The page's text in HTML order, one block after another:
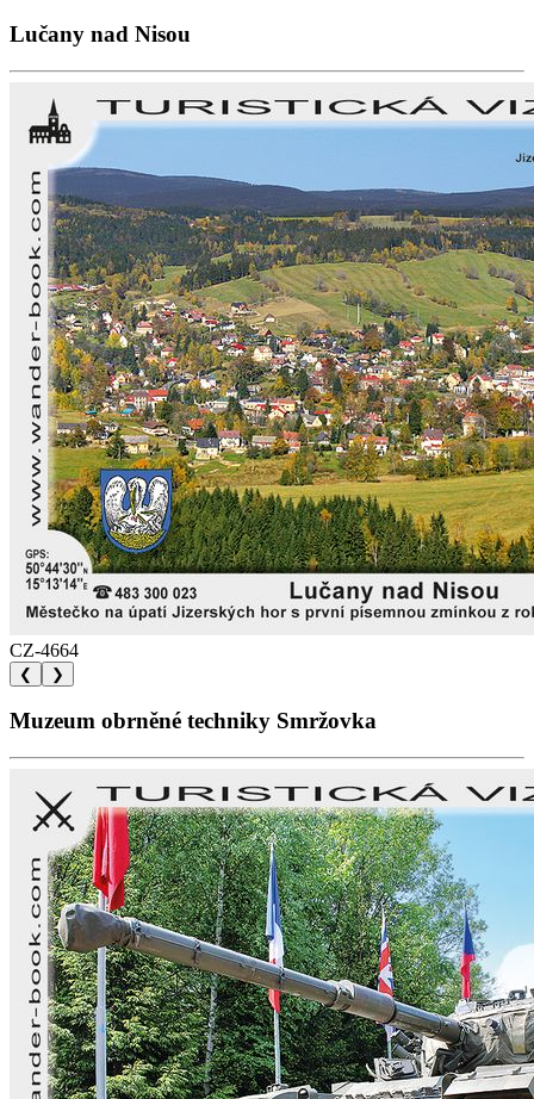
Lučany nad Nisou
CZ-4664
❮ ❯
Muzeum obrněné techniky Smržovka